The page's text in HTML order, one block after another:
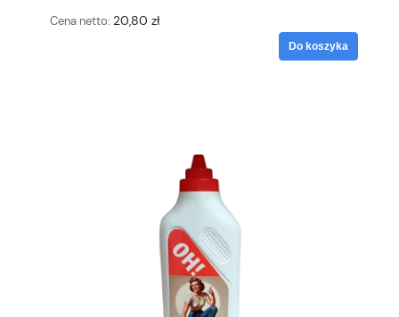
Cena netto: 20,80 zł
Do koszyka